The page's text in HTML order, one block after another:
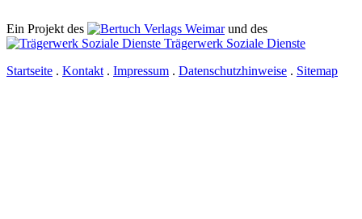
Ein Projekt des Verlags Weimarund des
Trägerwerk Soziale Dienste
Startseite . Kontakt . Impressum . Datenschutzhinweise . Sitemap